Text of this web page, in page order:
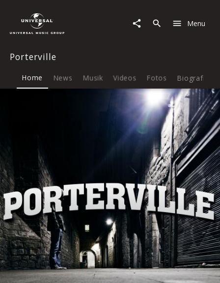
Menu
Porterville
Home News Musik Videos Fotos Biografie